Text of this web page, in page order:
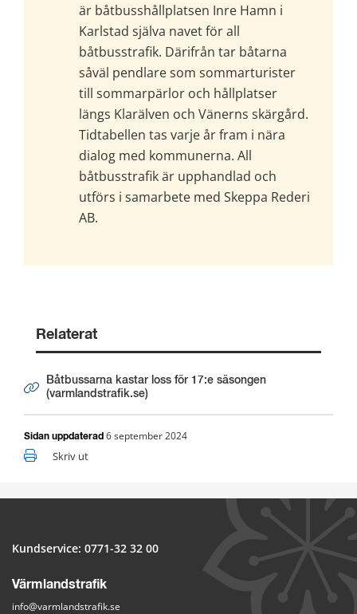
är båtbusshållplatsen Inre Hamn i
Karlstad själva navet för all
båtbusstrafik. Därifrån tar båtarna
såväl pendlare som sommarturister
till sommarpärlor och hållplatser
längs Klarälven och Vänerns skärgård.
Tidtabellen tas varje år fram i nära
dialog med kommunerna. All
båtbusstrafik är upphandlad och
utförs i samarbete med Skeppa Rederi
AB.
Relaterat
Båtbussarna kastar loss för 17:e säsongen
(varmlandstrafik.se)
Sidan uppdaterad 6 september 2024
Skriv ut
Kundservice: 0771-32 32 00
Värmlandstrafik
info@varmlandstrafik.se